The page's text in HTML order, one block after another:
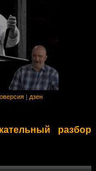
дзен
разбор